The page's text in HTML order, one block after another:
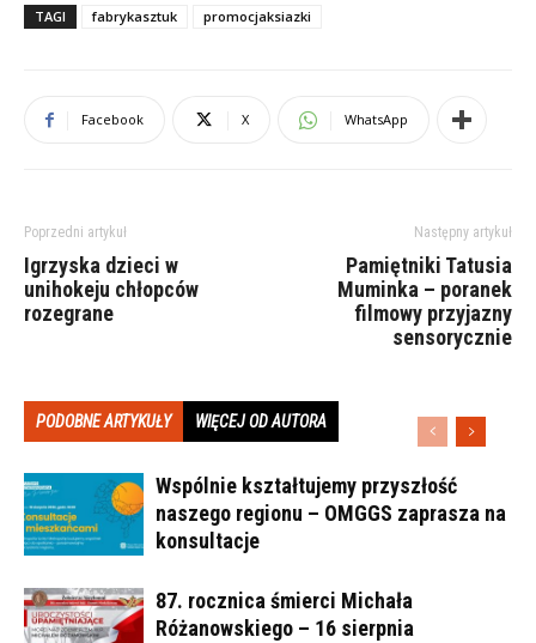
TAGI fabrykasztuk promocjaksiazki
Facebook X WhatsApp
Poprzedni artykuł
Igrzyska dzieci w
unihokeju chłopców
rozegrane
Następny artykuł
Pamiętniki Tatusia
Muminka – poranek
filmowy przyjazny
sensorycznie
PODOBNE ARTYKUŁY WIĘCEJ OD AUTORA
Wspólnie kształtujemy przyszłość
naszego regionu – OMGGS zaprasza na
konsultacje
87. rocznica śmierci Michała
Różanowskiego – 16 sierpnia